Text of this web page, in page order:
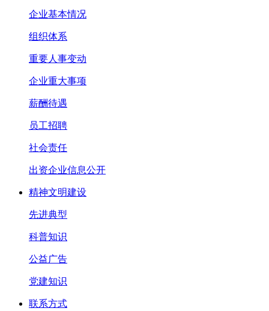
企业基本情况
组织体系
重要人事变动
企业重大事项
薪酬待遇
员工招聘
社会责任
出资企业信息公开
精神文明建设
先进典型
科普知识
公益广告
党建知识
联系方式